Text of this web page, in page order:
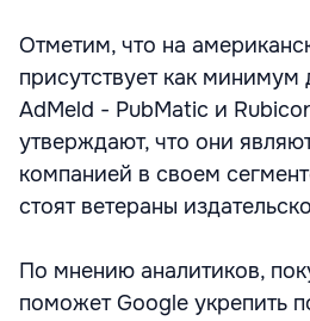
Отметим, что на
присутствует как минимум
AdMeld - PubMatic и
утверждают, что они
компанией в своем
стоят ветераны
По мнению аналитиков,
поможет Google укрепить